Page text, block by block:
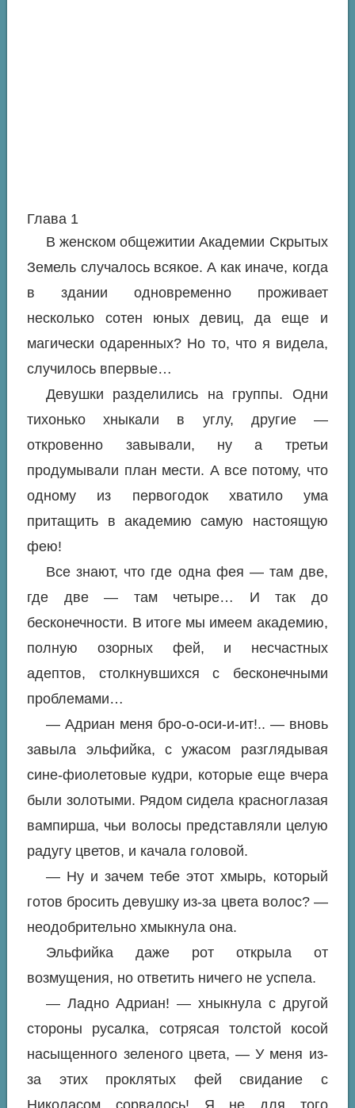
Глава 1
В женском общежитии Академии Скрытых
Земель случалось всякое. А как иначе, когда
в здании одновременно проживает
несколько сотен юных девиц, да еще и
магически одаренных? Но то, что я видела,
случилось впервые…
Девушки разделились на группы. Одни
тихонько хныкали в углу, другие —
откровенно завывали, ну а третьи
продумывали план мести. А все потому, что
одному из первогодок хватило ума
притащить в академию самую настоящую
фею!
Все знают, что где одна фея — там две,
где две — там четыре… И так до
бесконечности. В итоге мы имеем академию,
полную озорных фей, и несчастных
адептов, столкнувшихся с бесконечными
проблемами…
— Адриан меня бро-о-оси-и-ит!.. — вновь
завыла эльфийка, с ужасом разглядывая
сине-фиолетовые кудри, которые еще вчера
были золотыми. Рядом сидела красноглазая
вампирша, чьи волосы представляли целую
радугу цветов, и качала головой.
— Ну и зачем тебе этот хмырь, который
готов бросить девушку из-за цвета волос? —
неодобрительно хмыкнула она.
Эльфийка даже рот открыла от
возмущения, но ответить ничего не успела.
— Ладно Адриан! — хныкнула с другой
стороны русалка, сотрясая толстой косой
насыщенного зеленого цвета, — У меня из-
за этих проклятых фей свидание с